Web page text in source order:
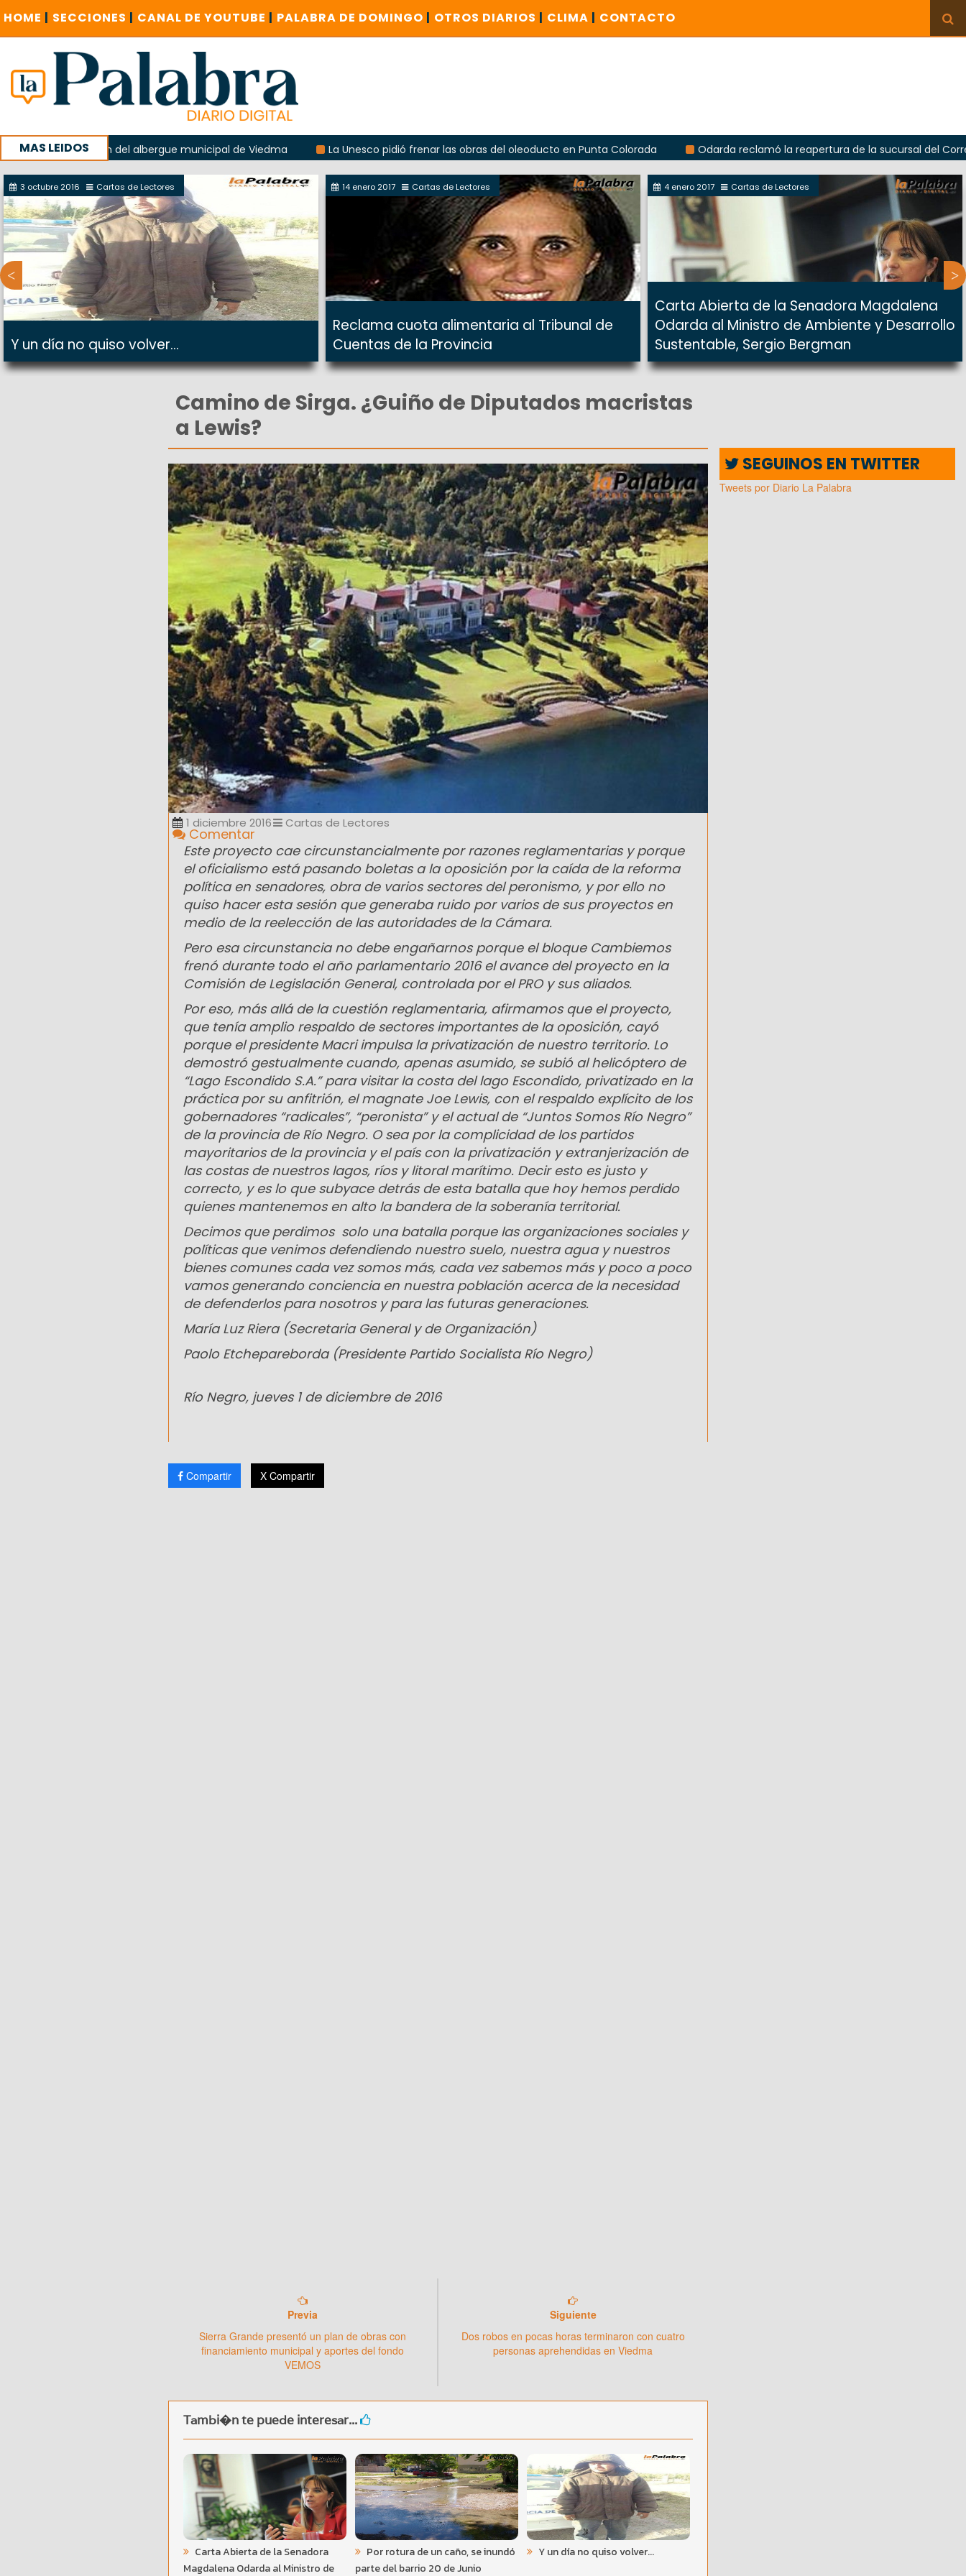
HOME | SECCIONES | CANAL DE YOUTUBE | PALABRA DE DOMINGO | OTROS DIARIOS | CLIMA | CONTACTO
MAS LEIDOS
explosión del albergue municipal de Viedma La Unesco pidió frenar las obras del oleoducto en Punta Colorada
Odarda reclamó la reapertura de la sucursal del Correo
con un encuentro provincial en Roca
3 octubre 2016 Cartas de Lectores
Y un día no quiso volver...
14 enero 2017 Cartas de Lectores
Reclama cuota alimentaria al Tribunal de
Cuentas de la Provincia
4 enero 2017 Cartas de Lectores
Carta Abierta de la Senadora Magdalena
Odarda al Ministro de Ambiente y Desarrollo
Sustentable, Sergio Bergman
Camino de Sirga. ¿Guiño de Diputados macristas
a Lewis?
1 diciembre 2016 Cartas de Lectores
Comentar
Este proyecto cae circunstancialmente por razones reglamentarias y porque
el oficialismo está pasando boletas a la oposición por la caída de la reforma
política en senadores, obra de varios sectores del peronismo, y por ello no
quiso hacer esta sesión que generaba ruido por varios de sus proyectos en
medio de la reelección de las autoridades de la Cámara.
Pero esa circunstancia no debe engañarnos porque el bloque Cambiemos
frenó durante todo el año parlamentario 2016 el avance del proyecto en la
Comisión de Legislación General, controlada por el PRO y sus aliados.
Por eso, más allá de la cuestión reglamentaria, afirmamos que el proyecto,
que tenía amplio respaldo de sectores importantes de la oposición, cayó
porque el presidente Macri impulsa la privatización de nuestro territorio. Lo
demostró gestualmente cuando, apenas asumido, se subió al helicóptero de
“Lago Escondido S.A.” para visitar la costa del lago Escondido, privatizado en la
práctica por su anfitrión, el magnate Joe Lewis, con el respaldo explícito de los
gobernadores “radicales”, “peronista” y el actual de “Juntos Somos Río Negro”
de la provincia de Río Negro. O sea por la complicidad de los partidos
mayoritarios de la provincia y el país con la privatización y extranjerización de
las costas de nuestros lagos, ríos y litoral marítimo. Decir esto es justo y
correcto, y es lo que subyace detrás de esta batalla que hoy hemos perdido
quienes mantenemos en alto la bandera de la soberanía territorial.
Decimos que perdimos solo una batalla porque las organizaciones sociales y
políticas que venimos defendiendo nuestro suelo, nuestra agua y nuestros
bienes comunes cada vez somos más, cada vez sabemos más y poco a poco
vamos generando conciencia en nuestra población acerca de la necesidad
de defenderlos para nosotros y para las futuras generaciones.
María Luz Riera (Secretaria General y de Organización)
Paolo Etchepareborda (Presidente Partido Socialista Río Negro)
Río Negro, jueves 1 de diciembre de 2016
Compartir X Compartir
Previa
Sierra Grande presentó un plan de obras con
financiamiento municipal y aportes del fondo
VEMOS
Siguiente
Dos robos en pocas horas terminaron con cuatro
personas aprehendidas en Viedma
Tambi�n te puede interesar...
Carta Abierta de la Senadora
Magdalena Odarda al Ministro de
Por rotura de un caño, se inundó
parte del barrio 20 de Junio
Y un día no quiso volver...
SEGUINOS EN TWITTER
Tweets por Diario La Palabra